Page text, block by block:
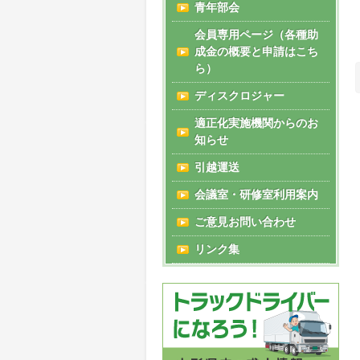
青年部会
会員専用ページ（各種助
成金の概要と申請はこち
ら）
ディスクロジャー
適正化実施機関からのお
知らせ
引越運送
会議室・研修室利用案内
ご意見お問い合わせ
リンク集